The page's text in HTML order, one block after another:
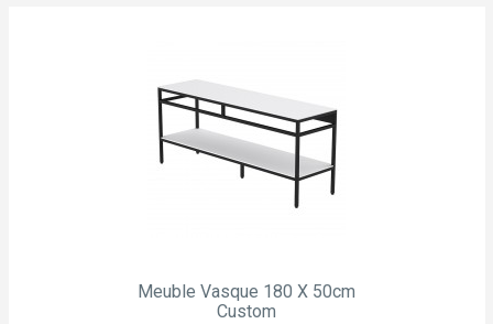
Meuble Vasque 180 X 50cm
Custom